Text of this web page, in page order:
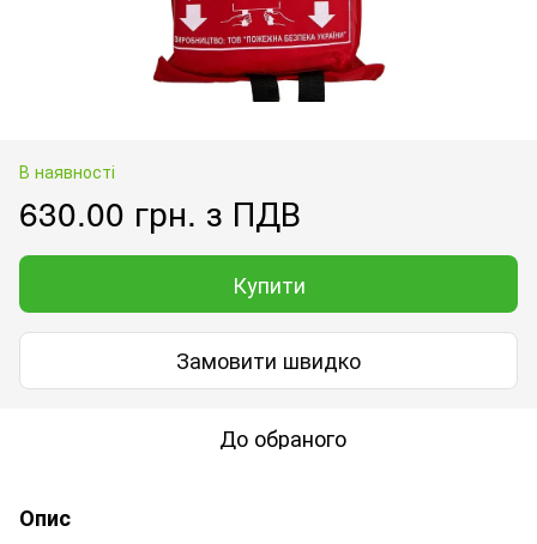
В наявності
630.00 грн. з ПДВ
Купити
Замовити швидко
До обраного
Опис